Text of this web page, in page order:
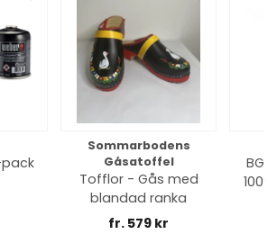
Sommarbodens
Gåsatoffel
Tofflor - Gås med
blandad ranka
fr. 579 kr